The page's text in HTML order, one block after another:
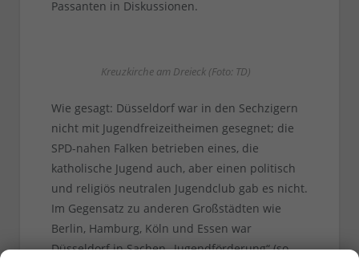
Passanten in Diskussionen.
Kreuzkirche am Dreieck (Foto: TD)
Wie gesagt: Düsseldorf war in den Sechzigern
nicht mit Jugendfreizeitheimen gesegnet; die
SPD-nahen Falken betrieben eines, die
katholische Jugend auch, aber einen politisch
und religiös neutralen Jugendclub gab es nicht.
Im Gegensatz zu anderen Großstädten wie
Berlin, Hamburg, Köln und Essen war
Düsseldorf in Sachen „Jugendförderung“ (so